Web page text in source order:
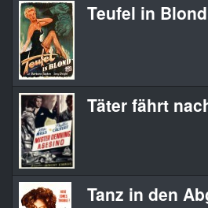
Teufel in Blond
Täter fährt
Tanz in den